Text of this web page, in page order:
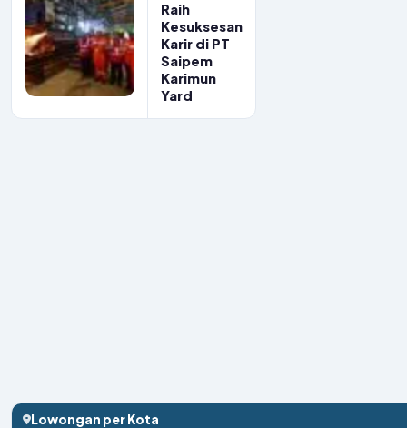
Raih
Kesuksesan
Karir di PT
Saipem
Karimun
Yard
Lowongan per Kota